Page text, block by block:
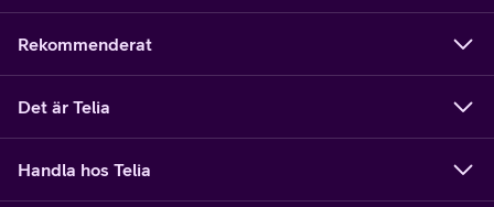
Rekommenderat
Det är Telia
Handla hos Telia